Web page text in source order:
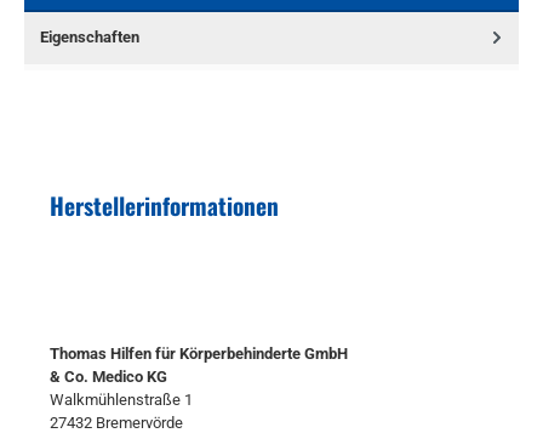
Eigenschaften
Herstellerinformationen
Thomas Hilfen für Körperbehinderte GmbH
& Co. Medico KG
Walkmühlenstraße 1
27432 Bremervörde